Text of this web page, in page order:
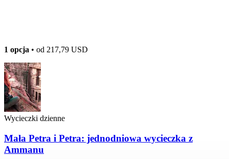
1 opcja • od 217,79 USD
Wycieczki dzienne
Mała Petra i Petra: jednodniowa wycieczka z
Ammanu